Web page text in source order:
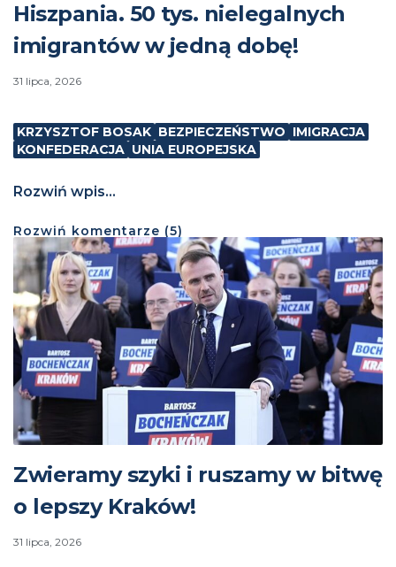
Hiszpania. 50 tys. nielegalnych
imigrantów w jedną dobę!
31 lipca, 2026
KRZYSZTOF BOSAK BEZPIECZEŃSTWO IMIGRACJA
KONFEDERACJA UNIA EUROPEJSKA
Rozwiń wpis...
Rozwiń komentarze (5)
Zwieramy szyki i ruszamy w bitwę
o lepszy Kraków!
31 lipca, 2026